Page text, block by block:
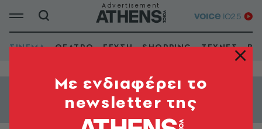
ΣΙΝΕΜΑ ΘΕΑΤΡΟ ΓΕΥΣΗ SHOPPING ΤΕΧΝΕΣ
Εμφάνιση φίλτρων
Mε ενδιαφέρει το
newsletter της